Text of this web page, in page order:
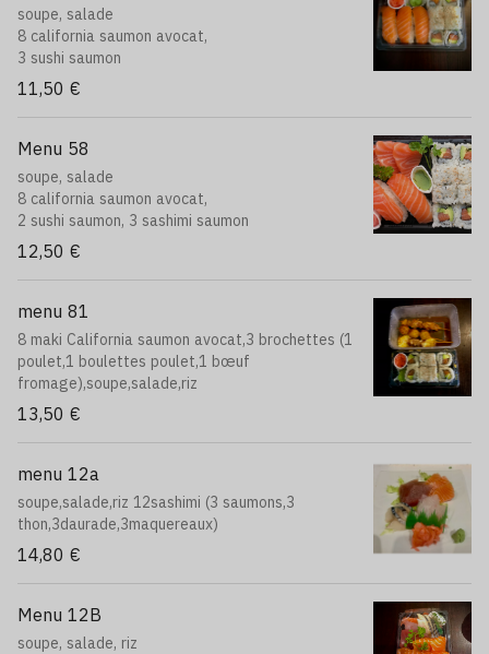
8 California surimi avocat
8 California concombre avocat
8 California crevette avocat
8 California avocat cheese
8 Neige saumon cheese
8 neige saumon
8 neige cheese
8 neige avocat
soupe, salade
8 california saumon avocat,
3 sushi saumon
11,50 €
Menu 58
soupe, salade
8 california saumon avocat,
2 sushi saumon, 3 sashimi saumon
12,50 €
menu 81
8 maki California saumon avocat,3 brochettes (1
poulet,1 boulettes poulet,1 bœuf
fromage),soupe,salade,riz
13,50 €
menu 12a
soupe,salade,riz 12sashimi (3 saumons,3
thon,3daurade,3maquereaux)
14,80 €
Menu 12B
soupe, salade, riz